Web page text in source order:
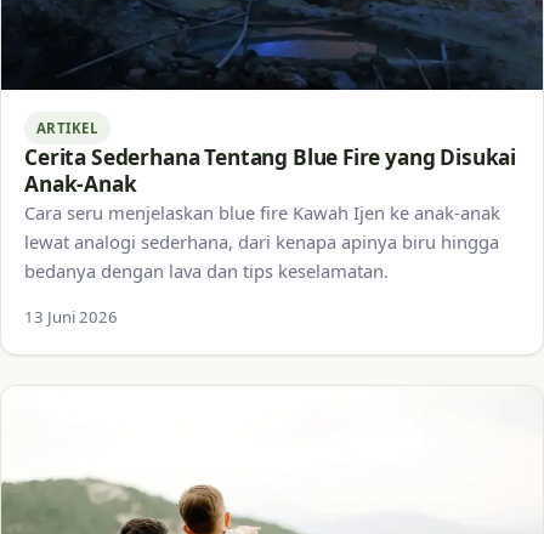
ARTIKEL
Cerita Sederhana Tentang Blue Fire yang Disukai
Anak-Anak
Cara seru menjelaskan blue fire Kawah Ijen ke anak-anak
lewat analogi sederhana, dari kenapa apinya biru hingga
bedanya dengan lava dan tips keselamatan.
13 Juni 2026